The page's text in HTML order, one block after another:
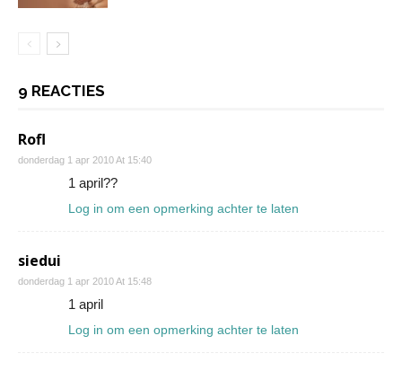
9 REACTIES
Rofl
donderdag 1 apr 2010 At 15:40
1 april??
Log in om een opmerking achter te laten
siedui
donderdag 1 apr 2010 At 15:48
1 april
Log in om een opmerking achter te laten